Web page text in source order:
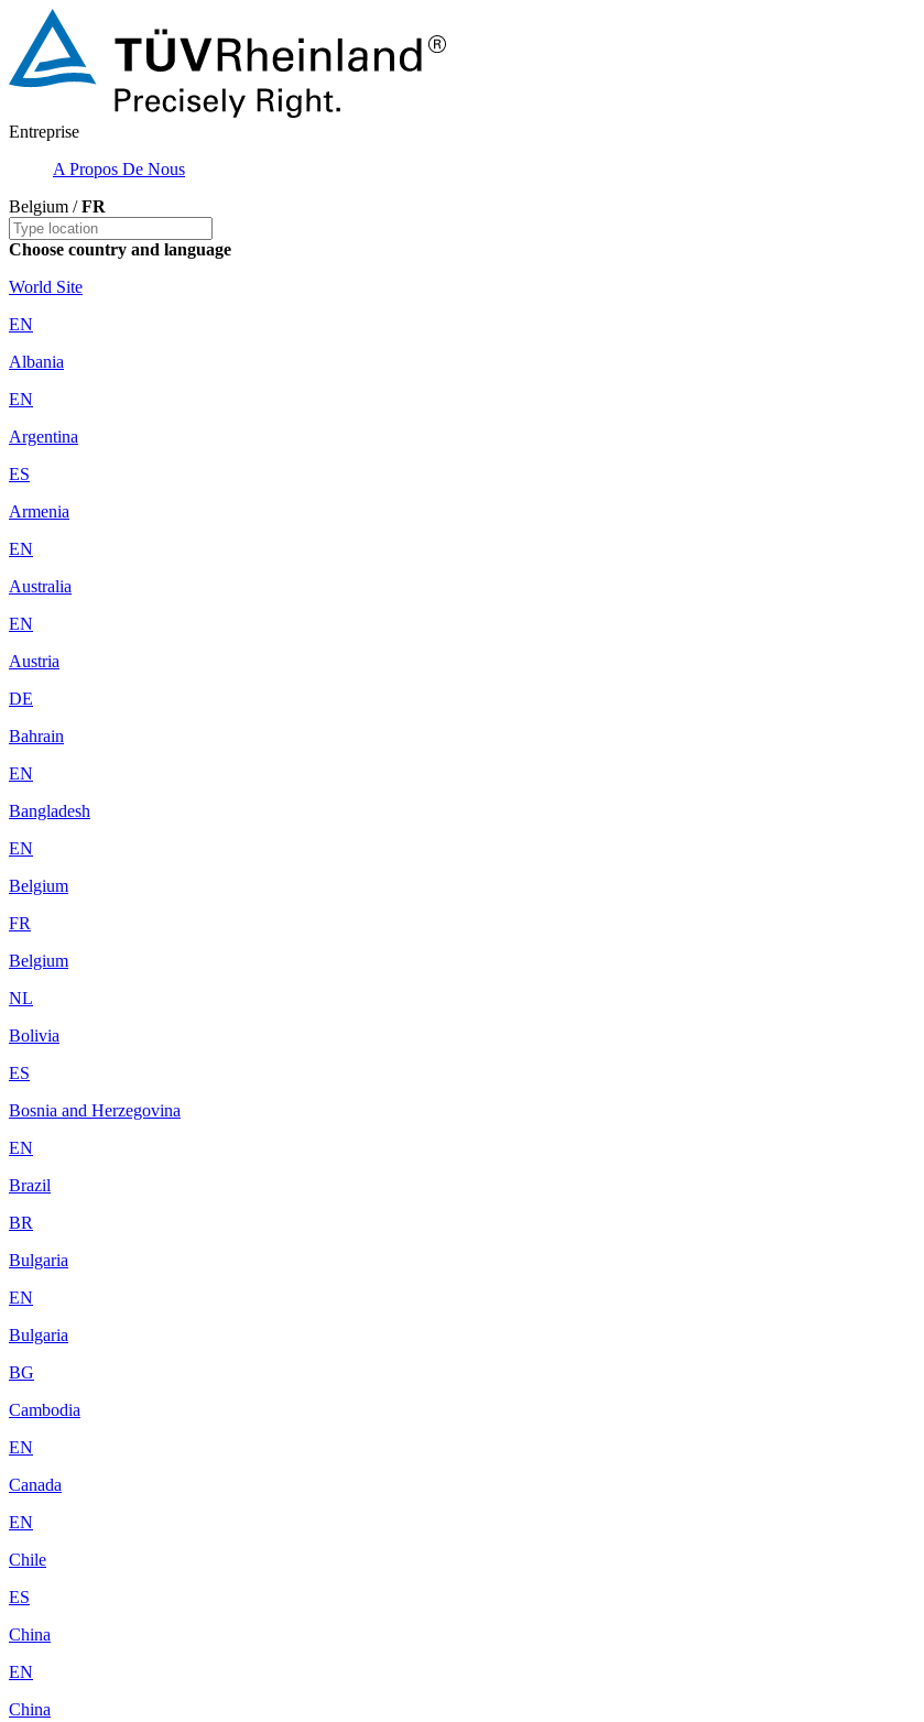
Entreprise
A Propos De Nous
Belgium /FR
Choose country and language
World Site
EN
Albania
EN
Argentina
ES
Armenia
EN
Australia
EN
Austria
DE
Bahrain
EN
Bangladesh
EN
Belgium
FR
Belgium
NL
Bolivia
ES
Bosnia and Herzegovina
EN
Brazil
BR
Bulgaria
EN
Bulgaria
BG
Cambodia
EN
Canada
EN
Chile
ES
China
EN
China